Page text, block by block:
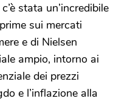
stata un’incredibile
sui mercati
e di Nielsen
ampio, intorno ai
dei prezzi
e l’inflazione alla